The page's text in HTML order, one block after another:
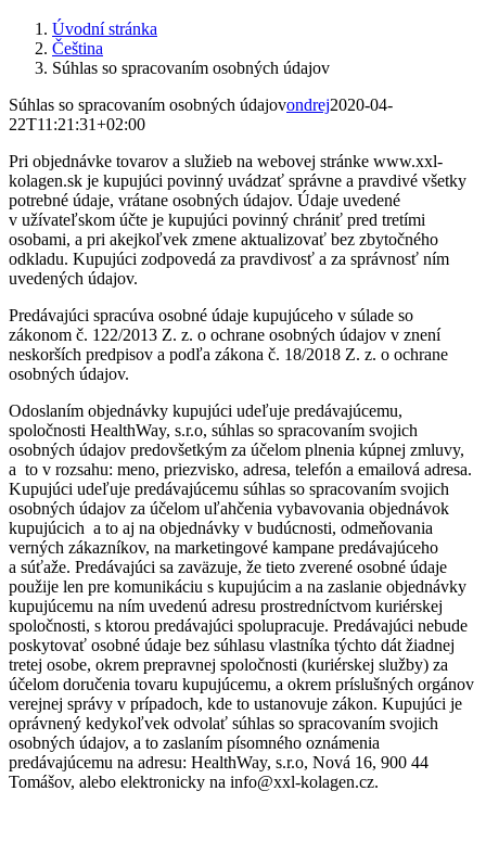
Úvodní stránka
Čeština
Súhlas so spracovaním osobných údajov
Súhlas so spracovaním osobných údajovondrej2020-04-
22T11:21:31+02:00
Pri objednávke tovarov a služieb na webovej stránke www.xxl-
kolagen.sk je kupujúci povinný uvádzať správne a pravdivé všetky
potrebné údaje, vrátane osobných údajov. Údaje uvedené
v užívateľskom účte je kupujúci povinný chrániť pred tretími
osobami, a pri akejkoľvek zmene aktualizovať bez zbytočného
odkladu. Kupujúci zodpovedá za pravdivosť a za správnosť ním
uvedených údajov.
Predávajúci spracúva osobné údaje kupujúceho v súlade so
zákonom č. 122/2013 Z. z. o ochrane osobných údajov v znení
neskorších predpisov a podľa zákona č. 18/2018 Z. z. o ochrane
osobných údajov.
Odoslaním objednávky kupujúci udeľuje predávajúcemu,
spoločnosti HealthWay, s.r.o, súhlas so spracovaním svojich
osobných údajov predovšetkým za účelom plnenia kúpnej zmluvy,
a to v rozsahu: meno, priezvisko, adresa, telefón a emailová adresa.
Kupujúci udeľuje predávajúcemu súhlas so spracovaním svojich
osobných údajov za účelom uľahčenia vybavovania objednávok
kupujúcich a to aj na objednávky v budúcnosti, odmeňovania
verných zákazníkov, na marketingové kampane predávajúceho
a súťaže. Predávajúci sa zaväzuje, že tieto zverené osobné údaje
použije len pre komunikáciu s kupujúcim a na zaslanie objednávky
kupujúcemu na ním uvedenú adresu prostredníctvom kuriérskej
spoločnosti, s ktorou predávajúci spolupracuje. Predávajúci nebude
poskytovať osobné údaje bez súhlasu vlastníka týchto dát žiadnej
tretej osobe, okrem prepravnej spoločnosti (kuriérskej služby) za
účelom doručenia tovaru kupujúcemu, a okrem príslušných orgánov
verejnej správy v prípadoch, kde to ustanovuje zákon. Kupujúci je
oprávnený kedykoľvek odvolať súhlas so spracovaním svojich
osobných údajov, a to zaslaním písomného oznámenia
predávajúcemu na adresu: HealthWay, s.r.o, Nová 16, 900 44
Tomášov, alebo elektronicky na info@xxl-kolagen.cz.